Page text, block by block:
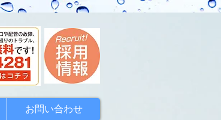
お問い合わせ